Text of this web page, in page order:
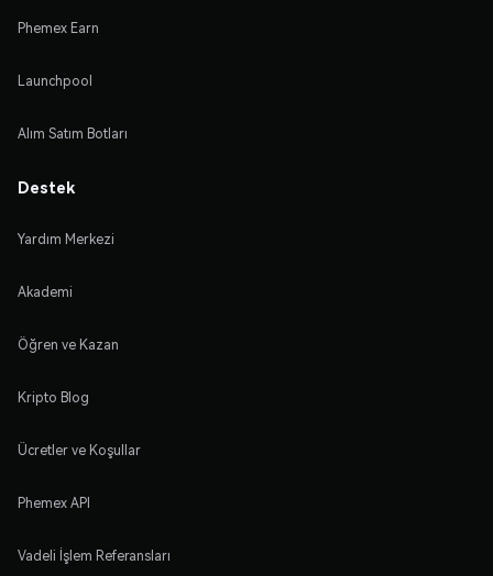
Phemex Earn
Launchpool
Alım Satım Botları
Destek
Yardım Merkezi
Akademi
Öğren ve Kazan
Kripto Blog
Ücretler ve Koşullar
Phemex API
Vadeli İşlem Referansları